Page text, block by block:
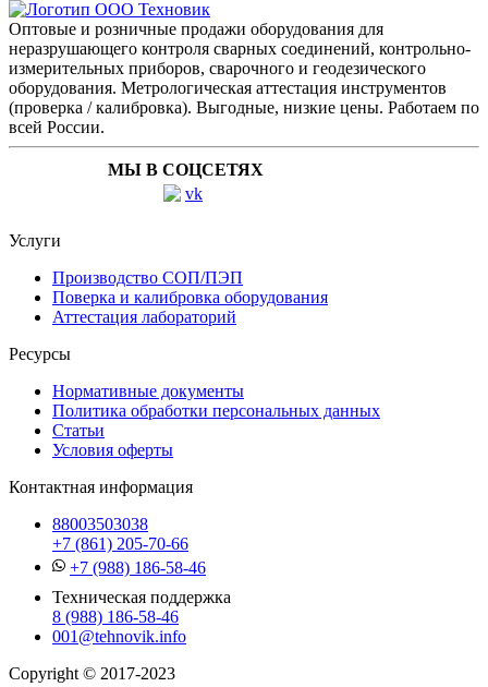
Оптовые и розничные продажи оборудования для
неразрушающего контроля сварных соединений, контрольно-
измерительных приборов, сварочного и геодезического
оборудования. Метрологическая аттестация инструментов
(проверка / калибровка). Выгодные, низкие цены. Работаем по
всей России.
МЫ В СОЦСЕТЯХ
Услуги
Производство СОП/ПЭП
Поверка и калибровка оборудования
Аттестация лабораторий
Ресурсы
Нормативные документы
Политика обработки персональных данных
Статьи
Условия оферты
Контактная информация
88003503038
+7 (861) 205-70-66
+7 (988) 186-58-46
Техническая поддержка
8 (988) 186-58-46
001@tehnovik.info
Copyright © 2017-2023